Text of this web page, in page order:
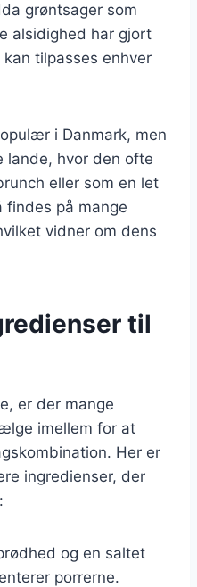
grøntsager som
alsidighed har gjort
tilpasses enhver
i Danmark, men
lande, hvor den ofte
eller som en let
findes på mange
vidner om dens
til
er der mange
imellem for at
Her er
ingredienser, der
og en saltet
porrerne.